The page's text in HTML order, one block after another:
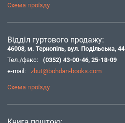
Схема проїзду
Відділ гуртового продажу:
46008, м. Тернопіль, вул. Подільська, 44
Тел./факс:
(0352) 43-00-46, 25-18-09
e-mail:
zbut@bohdan-books.com
Схема проїзду